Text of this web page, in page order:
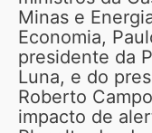
Minas e
Economia,
presidente da
Luna, e do
Roberto
impacto de